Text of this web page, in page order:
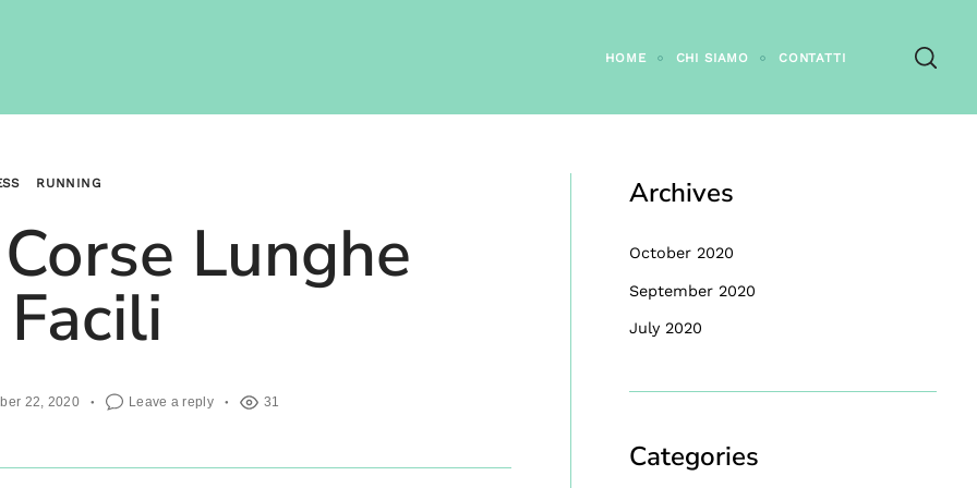
HOME CHI SIAMO CONTATTI
RUNNING
Lunghe
22, 2020 Leave a reply 31
Archives
October 2020
September 2020
July 2020
Categories